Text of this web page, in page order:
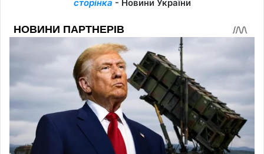
сторінка - Новини України